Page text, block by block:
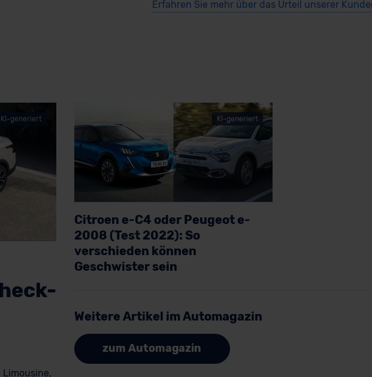
Erfahren Sie mehr über das Urteil unserer
KI-generiert KI-generiert
Citroen e-C4 oder Peugeot e-
2008 (Test 2022): So
verschieden können
Geschwister sein
Weitere Artikel im Automagazin
zum Automagazin